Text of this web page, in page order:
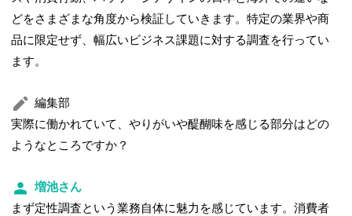
どをさまざまな角度から検証していきます。特定の業界や商
品に限定せず、幅広いビジネス課題に対する調査を行ってい
ます。
編集部
実際に働かれていて、やりがいや醍醐味を感じる部分はどの
ようなところですか？
増池さん
まず定性調査という業務自体に魅力を感じています。消費者